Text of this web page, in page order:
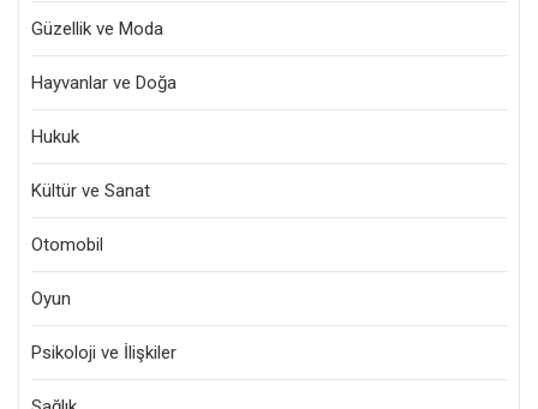
Güzellik ve Moda
Hayvanlar ve Doğa
Hukuk
Kültür ve Sanat
Otomobil
Oyun
Psikoloji ve İlişkiler